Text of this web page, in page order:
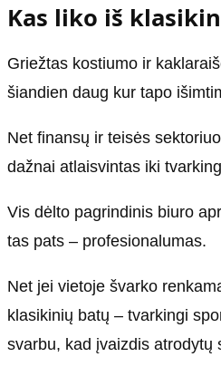
Kas liko iš
Griežtas kostiumo ir
šiandien daug kur tapo
Net finansų ir teisės
dažnai atlaisvintas iki
Vis dėlto pagrindinis biuro
tas pats – profesionalumas.
Net jei vietoje švarko
klasikinių batų – tvarkingi
svarbu, kad įvaizdis atrodytų